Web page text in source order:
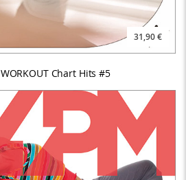
31,90 €
WORKOUT Chart Hits #5